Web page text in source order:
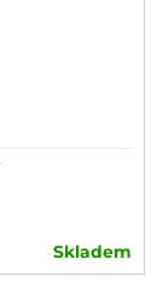
Skladem